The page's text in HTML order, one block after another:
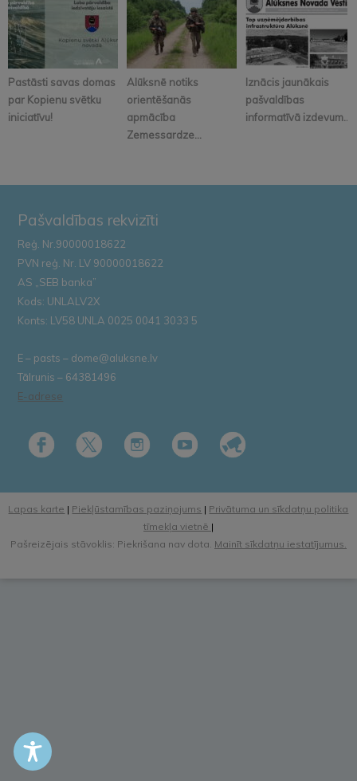
Pastāsti savas domas
par Kopienu svētku
iniciatīvu!
Alūksnē notiks
orientēšanās
apmācība
Zemessardze...
Iznācis jaunākais
pašvaldības
informatīvā izdevum...
Pašvaldības rekvizīti
Reģ. Nr.90000018622
PVN reģ. Nr. LV 90000018622
AS „SEB banka”
Kods: UNLALV2X
Konts: LV58 UNLA 0025 0041 3033 5
E – pasts – dome@aluksne.lv
Tālrunis – 64381496
E-adrese
Lapas karte | Piekļūstamības paziņojums | Privātuma un sīkdatņu politika
tīmekļa vietnē |
Pašreizējais stāvoklis: Piekrišana nav dota. Mainīt sīkdatņu iestatījumus.